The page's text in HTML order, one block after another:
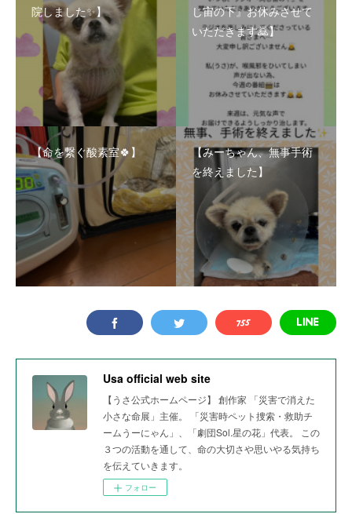
院しました✨】
じ宙の下』お休みさせて
いただきます🙇】
【命を繋ぐ酸素室🍀】
【みーちゃん、無事手術
を終えました】
Usa official web site
【うさ公式ホームページ】 創作家 「災害で消えた
小さな命展」主催。 「災害時ペット捜索・救助チ
ームうーにゃん」、「劇団Sol.星の花」代表。 この
３つの活動を通して、命の大切さや思いやる気持ち
を伝えていきます。
フォロー